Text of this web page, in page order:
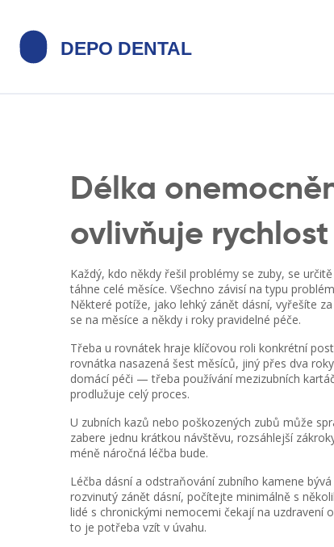
Délka
ovlivňuje
Každý, kdo někdy řešil problémy se zuby, se
táhne celé měsíce. Všechno závisí na typu
Některé potíže, jako lehký zánět dásní, vyřešíte
se na měsíce a někdy i roky pravidelné péče.
Třeba u rovnátek hraje klíčovou roli konkrétní
rovnátka nasazená šest měsíců, jiný přes dva
domácí péči — třeba používání mezizubních
prodlužuje celý proces.
U zubních kazů nebo poškozených zubů může
zabere jednu krátkou návštěvu, rozsáhlejší
méně náročná léčba bude.
Léčba dásní a odstraňování zubního kamene
rozvinutý zánět dásní, počítejte minimálně s
lidé s chronickými nemocemi čekají na uzdravení
to je potřeba vzít v úvahu.